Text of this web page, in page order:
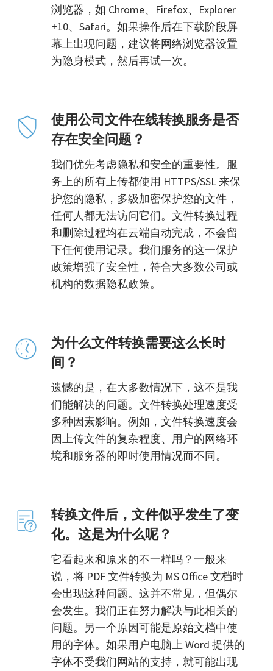
浏览器，如 Chrome、Firefox、Explorer
+10、Safari。如果操作后在下载阶段屏
幕上出现问题，建议将网络浏览器设置
为隐身模式，然后再试一次。
使用公司文件在线转换服务是否
存在安全问题？
我们优先考虑隐私和安全的重要性。服
务上的所有上传都使用 HTTPS/SSL 来保
护您的隐私，多级加密保护您的文件，
任何人都无法访问它们。文件转换过程
和删除过程均在云端自动完成，不会留
下任何使用记录。我们服务的这一保护
政策增强了安全性，符合大多数公司或
机构的数据隐私政策。
为什么文件转换需要这么长时
间？
遗憾的是，在大多数情况下，这不是我
们能解决的问题。文件转换处理速度受
多种因素影响。例如，文件转换速度会
因上传文件的复杂程度、用户的网络环
境和服务器的即时使用情况而不同。
转换文件后，文件似乎发生了变
化。这是为什么呢？
它看起来和原来的不一样吗？一般来
说，将 PDF 文件转换为 MS Office 文档时
会出现这种问题。这并不常见，但偶尔
会发生。我们正在努力解决与此相关的
问题。另一个原因可能是原始文档中使
用的字体。如果用户电脑上 Word 提供的
字体不受我们网站的支持，就可能出现